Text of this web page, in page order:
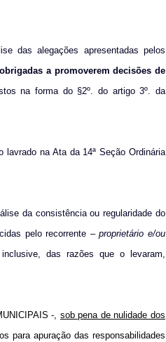
das alegações apresentadas pelos
a promoverem decisões de
na forma do §2º. do artigo 3º. da
na Ata da 14ª Seção Ordinária
da consistência ou regularidade do
pelo recorrente –proprietário e/ou
das razões que o levaram,
-, sob pena de nulidade dos
para apuração das responsabilidades